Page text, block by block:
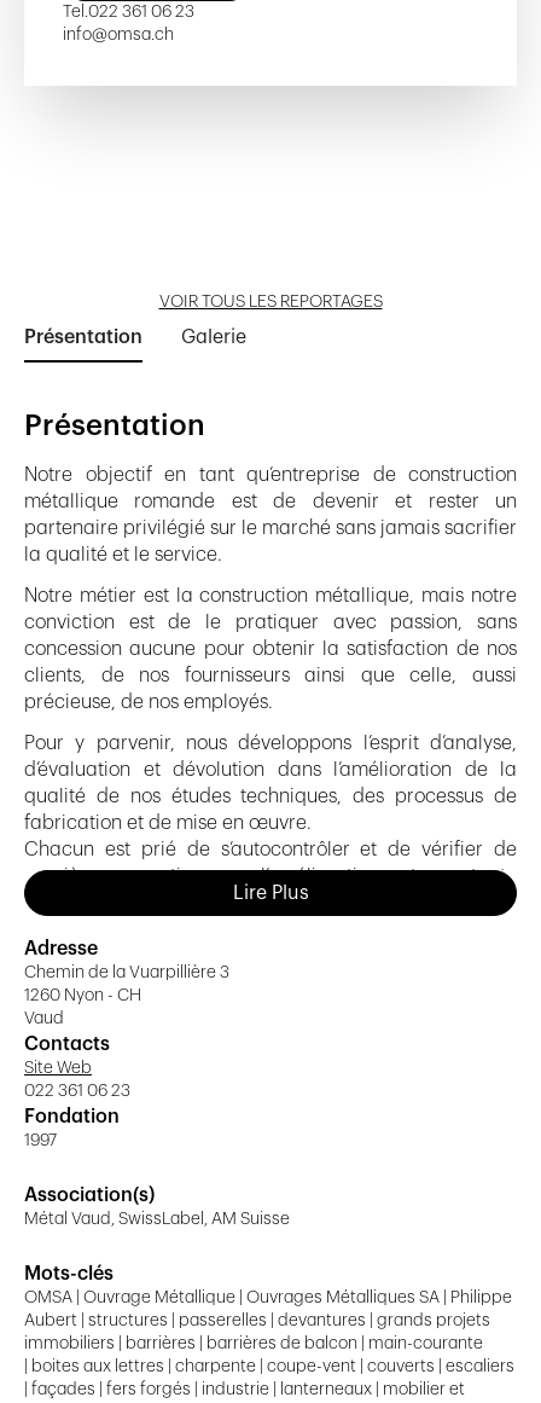
Tel.022 361 06 23
info@omsa.ch
VOIR TOUS LES REPORTAGES
Présentation Galerie
Présentation
Notre objectif en tant qu’entreprise de construction
métallique romande est de devenir et rester un
partenaire privilégié sur le marché sans jamais sacrifier
la qualité et le service.
Notre métier est la construction métallique, mais notre
conviction est de le pratiquer avec passion, sans
concession aucune pour obtenir la satisfaction de nos
clients, de nos fournisseurs ainsi que celle, aussi
précieuse, de nos employés.
Pour y parvenir, nous développons l’esprit d’analyse,
d’évaluation et dévolution dans l’amélioration de la
qualité de nos études techniques, des processus de
fabrication et de mise en œuvre.
Chacun est prié de s’autocontrôler et de vérifier de
manière pro-active que l’amélioration est constante
dans la délivrance de nos prestations.
Nos points de contrôle :
La satisfaction de nos clients par un service
La réalisation de produits et prestations de haute
qualité à des prix concurrentiels.
Le respect des délais convenus et la transparence
des informations.
Une honnêteté et une intégrité dans tous les
secteurs de l’entreprise.
respect de l’environnement.
Afin de respecter nos engagements, nous mettons à
disposition, les ressources humaines et matérielles, les
formations et le contrôle nécessaires.
Lire Plus
Adresse
Chemin de la Vuarpillière 3
1260 Nyon - CH
Vaud
Contacts
Site Web
022 361 06 23
Fondation
1997
Association(s)
Métal Vaud, SwissLabel, AM Suisse
Mots-clés
OMSA | Ouvrage Métallique | Ouvrages Métalliques SA | Philippe
Aubert | structures | passerelles | devantures | grands projets
immobiliers | barrières | barrières de balcon | main-courante
| boites aux lettres | charpente | coupe-vent | couverts | escaliers
| façades | fers forgés | industrie | lanterneaux | mobilier et